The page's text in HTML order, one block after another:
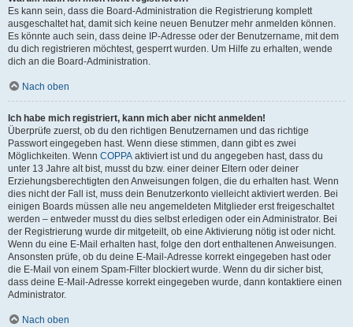
Es kann sein, dass die Board-Administration die Registrierung komplett
ausgeschaltet hat, damit sich keine neuen Benutzer mehr anmelden können.
Es könnte auch sein, dass deine IP-Adresse oder der Benutzername, mit dem
du dich registrieren möchtest, gesperrt wurden. Um Hilfe zu erhalten, wende
dich an die Board-Administration.
Nach oben
Ich habe mich registriert, kann mich aber nicht anmelden!
Überprüfe zuerst, ob du den richtigen Benutzernamen und das richtige
Passwort eingegeben hast. Wenn diese stimmen, dann gibt es zwei
Möglichkeiten. Wenn COPPA aktiviert ist und du angegeben hast, dass du
unter 13 Jahre alt bist, musst du bzw. einer deiner Eltern oder deiner
Erziehungsberechtigten den Anweisungen folgen, die du erhalten hast. Wenn
dies nicht der Fall ist, muss dein Benutzerkonto vielleicht aktiviert werden. Bei
einigen Boards müssen alle neu angemeldeten Mitglieder erst freigeschaltet
werden – entweder musst du dies selbst erledigen oder ein Administrator. Bei
der Registrierung wurde dir mitgeteilt, ob eine Aktivierung nötig ist oder nicht.
Wenn du eine E-Mail erhalten hast, folge den dort enthaltenen Anweisungen.
Ansonsten prüfe, ob du deine E-Mail-Adresse korrekt eingegeben hast oder
die E-Mail von einem Spam-Filter blockiert wurde. Wenn du dir sicher bist,
dass deine E-Mail-Adresse korrekt eingegeben wurde, dann kontaktiere einen
Administrator.
Nach oben